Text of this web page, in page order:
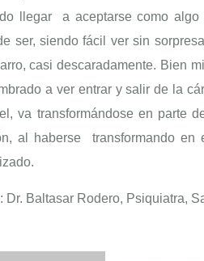
llegar a aceptarse como
ser, siendo fácil ver sin
casi descaradamente. Bien
a ver entrar y salir de la
va transformándose en parte
al haberse transformando
Dr. Baltasar Rodero, Psiquiatra,